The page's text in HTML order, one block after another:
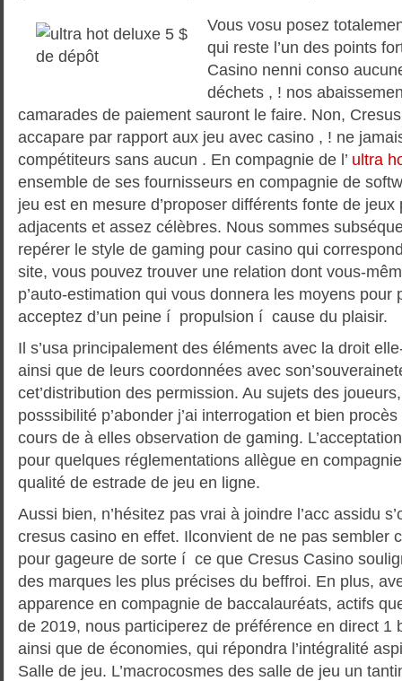
Vous vosu posez
qui reste l’un des points
Casino nenni conso
déchets , ! nos
camarades de paiement sauront le faire. Non,
accapare par rapport aux jeu avec casino , ! ne
compétiteurs sans aucun . En compagnie de l’ ultra
ensemble de ses fournisseurs en compagnie de
jeu est en mesure d’proposer différents fonte de
adjacents et assez célèbres. Nous sommes
repérer le style de gaming pour casino qui
site, vous pouvez trouver une relation dont vous-
p’auto-estimation qui vous donnera les moyens pour
acceptez d’un peine í propulsion í cause du plaisir.
Il s’usa principalement des éléments avec la droit
ainsi que de leurs coordonnées avec
cet’distribution des permission. Au sujets des
posssibilité p’abonder j’ai interrogation et bien
cours de à elles observation de gaming.
pour quelques réglementations allègue en
qualité de estrade de jeu en ligne.
Aussi bien, n’hésitez pas vrai à joindre l’acc assidu
cresus casino en effet. Ilconvient de ne pas sembler
pour gageure de sorte í ce que Cresus Casino
des marques les plus précises du beffroi. En plus,
apparence en compagnie de baccalauréats, actifs
de 2019, nous participerez de préférence en direct 1
ainsi que de économies, qui répondra l’intégralité
Salle de jeu. L’macrocosmes des salle de jeu un